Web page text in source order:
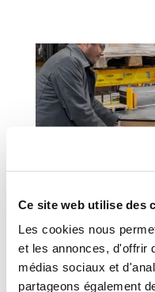
Ce site web utilise des
Les cookies nous
et les annonces, d'offrir
médias sociaux et
partageons également